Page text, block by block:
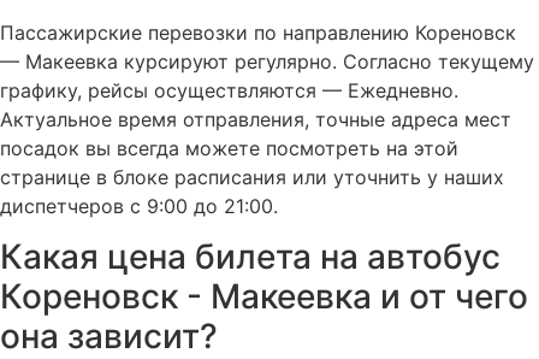
Пассажирские перевозки по направлению Кореновск
— Макеевка курсируют регулярно. Согласно текущему
графику, рейсы осуществляются — Ежедневно.
Актуальное время отправления, точные адреса мест
посадок вы всегда можете посмотреть на этой
странице в блоке расписания или уточнить у наших
диспетчеров с 9:00 до 21:00.
Какая цена билета на автобус
Кореновск - Макеевка и от чего
она зависит?